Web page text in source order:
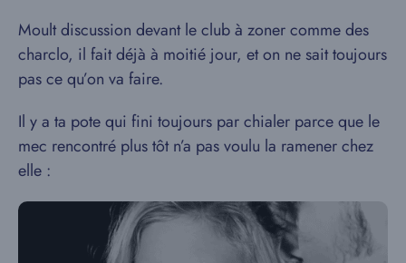
Moult discussion devant le club à zoner comme des
charclo, il fait déjà à moitié jour, et on ne sait toujours
pas ce qu’on va faire.
Il y a ta pote qui fini toujours par chialer parce que le
mec rencontré plus tôt n’a pas voulu la ramener chez
elle :